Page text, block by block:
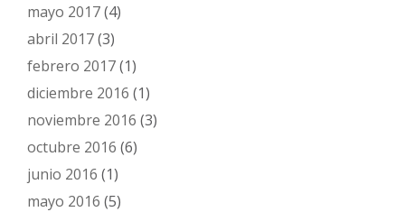
mayo 2017(4)
abril 2017(3)
febrero 2017(1)
diciembre 2016 (1)
noviembre 2016 (3)
octubre 2016 (6)
junio 2016 (1)
mayo 2016 (5)